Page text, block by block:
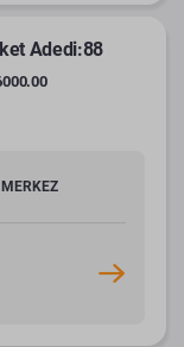
Adedi:88